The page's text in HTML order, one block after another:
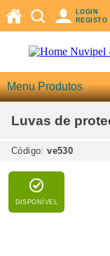
LOGIN
REGISTO
Menu Produtos
Luvas de
Código:ve530
DISPONÍVEL